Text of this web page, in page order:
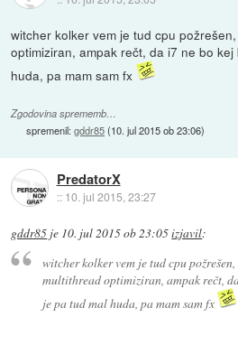
witcher kolker vem je tud cpu
optimiziran, ampak rečt, da i7 ne bo
huda, pa mam sam fx
Zgodovina sprememb…
spremenil:gddr85(10. jul 2015 ob 23:06)
PredatorX
:: 10. jul 2015, 23:27
gddr85 je 10. jul 2015 ob 23:05izjavil:
witcher kolker vem je tud cpu
multithread optimiziran, ampak rečt,
je pa tud mal huda, pa mam sam fx